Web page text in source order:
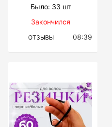
Было: 33 шт
Закончился
ОТЗЫВЫ 08:39